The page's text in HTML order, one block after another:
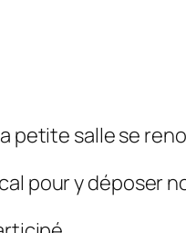
petite salle se
pour y déposer